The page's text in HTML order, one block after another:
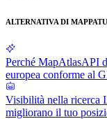
ALTERNATIVA DI
Perché MapAtlasAPI
europea conforme al
Visibilità nella ricerca
migliorano il tuo